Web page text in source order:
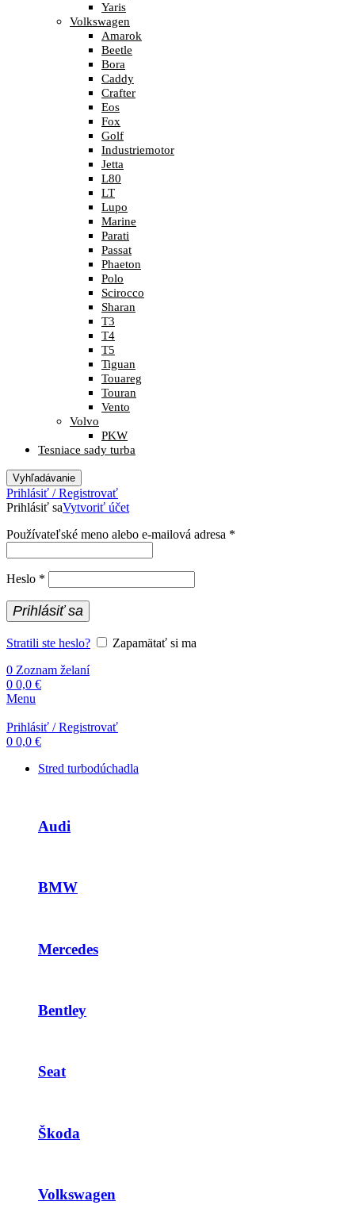
Yaris
Volkswagen
Amarok
Beetle
Bora
Caddy
Crafter
Eos
Fox
Golf
Industriemotor
Jetta
L80
LT
Lupo
Marine
Parati
Passat
Phaeton
Polo
Scirocco
Sharan
T3
T4
T5
Tiguan
Touareg
Touran
Vento
Volvo
PKW
Tesniace sady turba
Vyhľadávanie
Prihlásiť / Registrovať
Prihlásiť saVytvoriť účet
Používateľské meno alebo e-mailová adresa *
Heslo *
Prihlásiť sa
Stratili ste heslo?
Zapamätať si ma
0 Zoznam želaní
0 0,0 €
Menu
Prihlásiť / Registrovať
0 0,0 €
Stred turbodúchadla
Audi
BMW
Mercedes
Bentley
Seat
Škoda
Volkswagen